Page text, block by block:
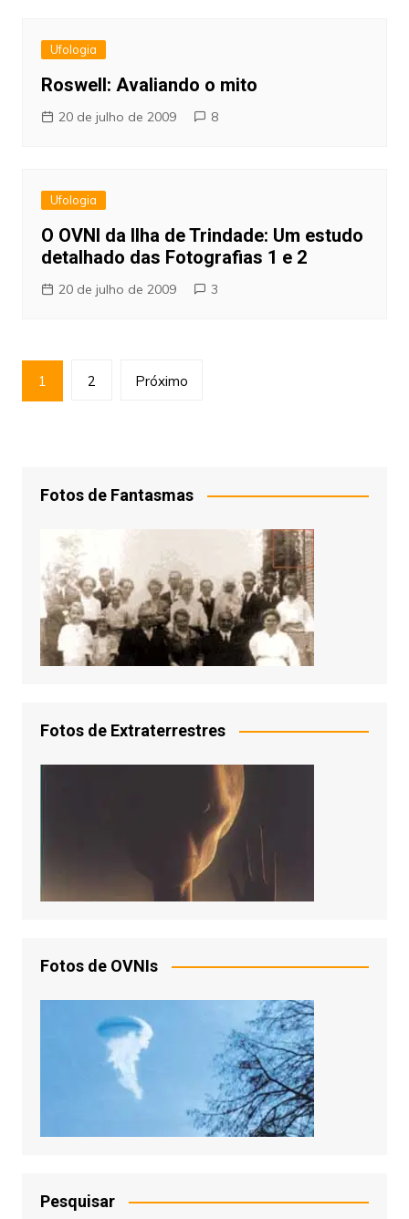
Ufologia
Roswell: Avaliando o mito
20 de julho de 2009 8
Ufologia
O OVNI da Ilha de Trindade: Um estudo
detalhado das Fotografias 1 e 2
20 de julho de 2009 3
Paginação
de
1 2 Próximo
Fotos de Fantasmas
Fotos de Extraterrestres
Fotos de OVNIs
Pesquisar